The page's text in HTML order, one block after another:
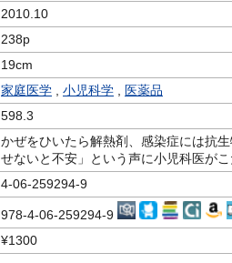
2010.10
238p
19cm
家庭医学 小児科学
医薬品
598.3
かぜをひいたら解熱剤、感染症には抗
せないと不安」という声に小児科医が
4-06-259294-9
978-4-06-259294-9
¥1300